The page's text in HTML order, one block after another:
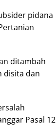
pidana
ditambah
disita dan
Pasal 12